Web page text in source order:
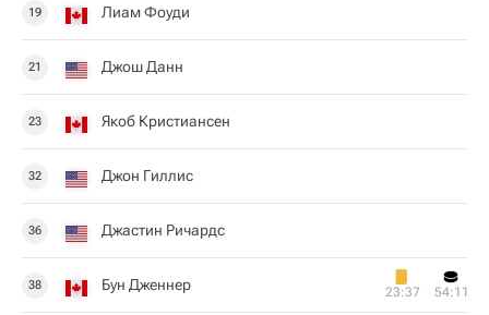
19 Лиам Фоуди
21 Джош Данн
23 Якоб Кристиансен
32 Джон Гиллис
36 Джастин Ричардс
38 Бун Дженнер 23:37 54:11